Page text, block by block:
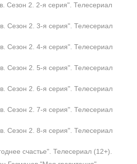
Сезон 2. 2-я серия". Телесериал
Сезон 2. 3-я серия". Телесериал
Сезон 2. 4-я серия". Телесериал
Сезон 2. 5-я серия". Телесериал
Сезон 2. 6-я серия". Телесериал
Сезон 2. 7-я серия". Телесериал
Сезон 2. 8-я серия". Телесериал
счастье". Телесериал (12+).